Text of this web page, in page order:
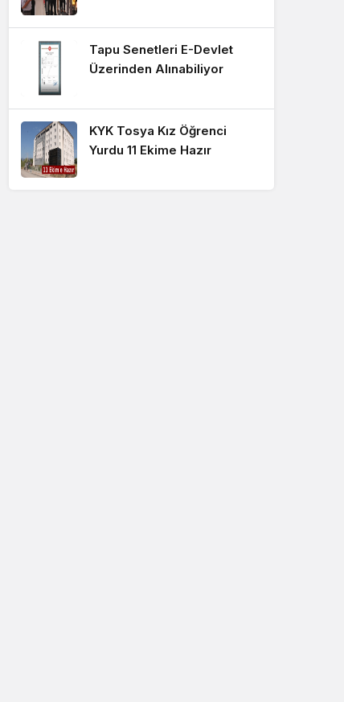
Tapu Senetleri E-Devlet
Üzerinden Alınabiliyor
KYK Tosya Kız Öğrenci
Yurdu 11 Ekime Hazır